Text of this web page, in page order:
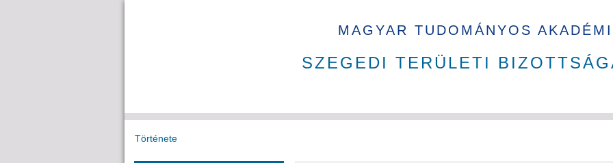
MAGYAR TUDOMÁNYOS
SZEGEDI TERÜLETI
Története